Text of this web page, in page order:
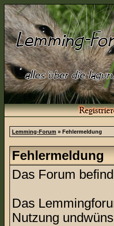
Lemming-Forum » Fehlermeldung
Fehlermeldung
Das Forum
Das
Nutzung